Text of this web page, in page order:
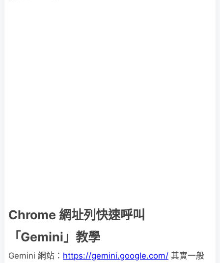
Chrome 網址列快速呼叫
「Gemini」教學
Gemini 網站： https://gemini.google.com/ 其實一般